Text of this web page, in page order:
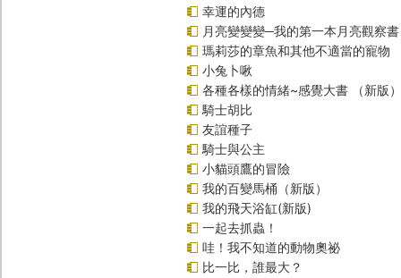
幸運的內德
月亮變變變─我的第一本月亮觀察書
瑪莉莎的章魚和其他不適當的寵物
小兔卜啾
各種各樣的情緒~感覺大書 （新版）
騎士胡比
友誼種子
騎士與公主
小貓頭鷹的冒險
我的百變馬桶（新版）
我的飛天浴缸(新版)
一起去抓蟲！
哇！我不知道的動物奧祕
比一比，誰最大？